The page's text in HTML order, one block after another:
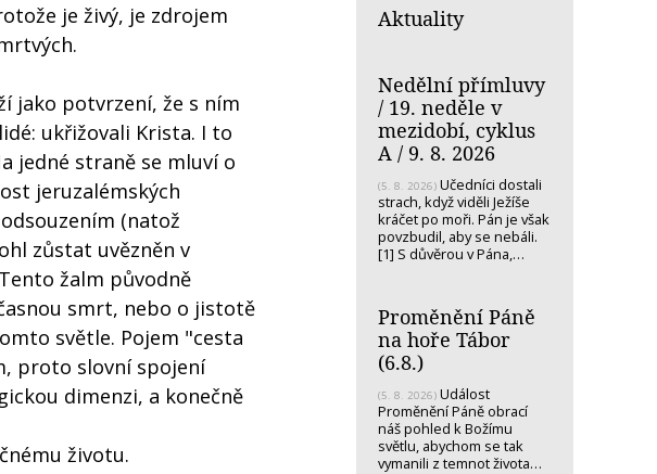
je živý, je zdrojem
jako potvrzení, že s ním
ukřižovali Krista. I to
jedné straně se mluví o
jeruzalémských
(natož
zůstat uvězněn v
žalm původně
smrt, nebo o jistotě
světle. Pojem "cesta
proto slovní spojení
dimenzi, a konečně
životu.
Aktuality
Nedělní přímluvy
/ 19. neděle v
mezidobí, cyklus
A / 9. 8. 2026
(5. 8. 2026) Učedníci dostali
strach, když viděli Ježíše
kráčet po moři. Pán je však
povzbudil, aby se nebáli.
[1] S důvěrou v Pána,…
Proměnění Páně
na hoře Tábor
(6.8.)
(5. 8. 2026) Událost
Proměnění Páně obrací
náš pohled k Božímu
světlu, abychom se tak
vymanili z temnot života…